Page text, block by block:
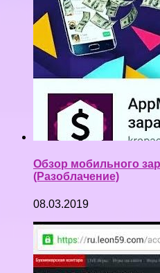
Обзор мобильного
(Разоблачение)
08.03.2019